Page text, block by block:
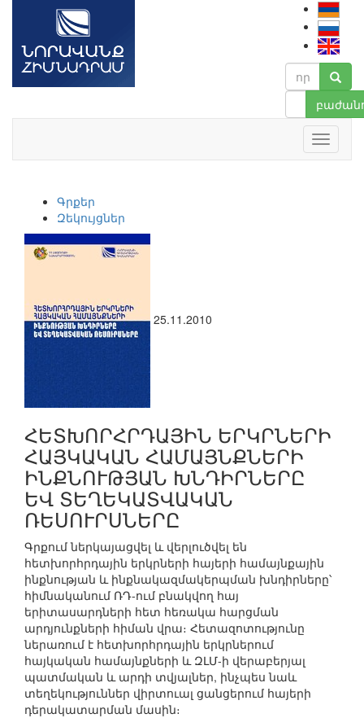
Գրքեր
Զեկույցներ
25.11.2010
ՀԵՏԽՈՐՀՐԴԱՅԻՆ ԵՐԿՐՆԵՐԻ
ՀԱՅԿԱԿԱՆ ՀԱՄԱՅՆՔՆԵՐԻ
ԻՆՔՆՈՒԹՅԱՆ ԽՆԴԻՐՆԵՐԸ
ԵՎ ՏԵՂԵԿԱՏՎԱԿԱՆ
ՌԵՍՈՒՐՍՆԵՐԸ
Գրքում ներկայացվել և վերլուծվել են
հետխորհրդային երկրների հայերի համայնքային
ինքնության և ինքնակազմակերպման խնդիրները՝
հիմնականում ՌԴ-ում բնակվող հայ
երիտասարդների հետ հեռակա հարցման
արդյունքների հիման վրա։ Հետազոտությունը
ներառում է հետխորհրդային երկրներում
հայկական համայնքների և ԶԼՄ-ի վերաբերյալ
պատմական և արդի տվյալներ, ինչպես նաև
տեղեկություններ վիրտուալ ցանցերում հայերի
դերակատարման մասին։